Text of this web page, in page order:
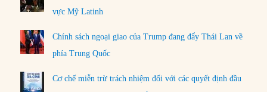
vực Mỹ Latinh
Chính sách ngoại giao của Trump đang đẩy Thái Lan về
phía Trung Quốc
Cơ chế miễn trừ trách nhiệm đối với các quyết định đầu